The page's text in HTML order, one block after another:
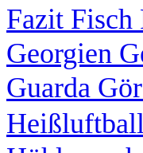
Fazit Fisch
Georgien
Guarda